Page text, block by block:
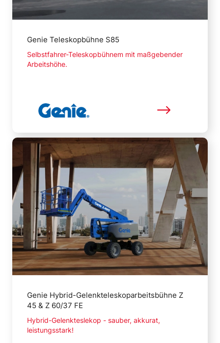
Genie Teleskopbühne S85
Selbstfahrer-Teleskopbühnem mit maßgebender
Arbeitshöhe.
Genie Hybrid-Gelenkteleskoparbeitsbühne Z
45 & Z 60/37 FE
Hybrid-Gelenkteslekop - sauber, akkurat,
leistungsstark!
Mehr lesen